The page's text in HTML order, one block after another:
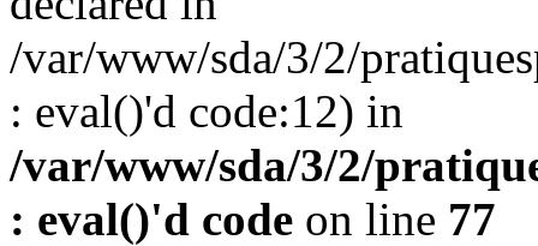
/var/www/sda/3/2/
: eval()'d code:12) in
/var/www/sda/3/2/
: eval()'d code on line 77